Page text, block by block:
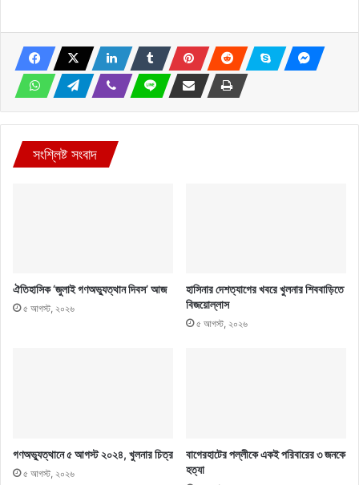
সংশ্লিষ্ট সংবাদ
ঐতিহাসিক ‘জুলাই গণঅভ্যুত্থান দিবস’ আজ
৫ আগস্ট, ২০২৬
হাসিনার দেশত্যাগের খবরে খুলনার শিববাড়িতে
বিজয়োল্লাস
৫ আগস্ট, ২০২৬
গণঅভ্যুত্থানে ৫ আগস্ট ২০২৪, খুলনার চিত্র
৫ আগস্ট, ২০২৬
বাগেরহাটের পল্লীকে একই পরিবারের ৩ জনকে
হত্যা